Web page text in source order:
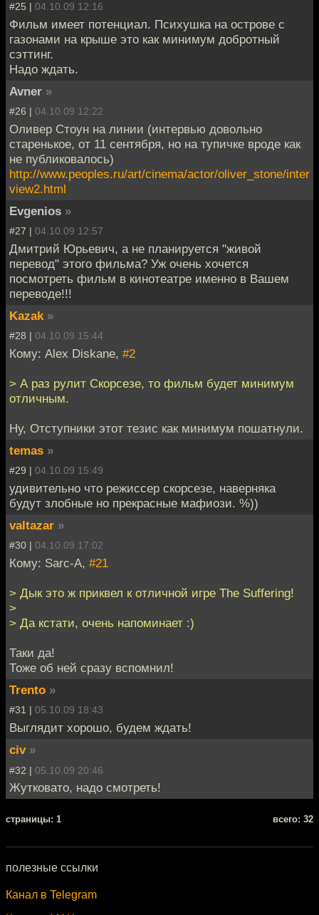
#25 | 04.10.09 12:16
Фильм имеет потенциал. Психушка на острове с
газонами на крыше это как минимум добротный
сэттинг.
Надо ждать.
Avner »
#26 | 04.10.09 12:22
Оливер Стоун на линии (интервью довольно
старенькое, от 11 сентября, но на тупичке вроде как
не публиковалось)
http://www.peoples.ru/art/cinema/actor/oliver_stone/inter
view2.html
Evgenios »
#27 | 04.10.09 12:57
Дмитрий Юрьевич, а не планируется "живой
перевод" этого фильма? Уж очень хочется
посмотреть фильм в кинотеатре именно в Вашем
переводе!!!
Kazak »
#28 | 04.10.09 15:44
Кому: Alex Diskane, #2
> А раз рулит Скорсезе, то фильм будет минимум
отличным.
Ну, Отступники этот тезис как минимум пошатнули.
temas »
#29 | 04.10.09 15:49
удивительно что режиссер скорсезе, наверняка
будут злобные но прекрасные мафиози. %))
valtazar »
#30 | 04.10.09 17:02
Кому: Sarc-A, #21
> Дык это ж приквел к отличной игре The Suffering!
>
> Да кстати, очень напоминает :)
Таки да!
Тоже об ней сразу вспомнил!
Trento »
#31 | 05.10.09 18:43
Выглядит хорошо, будем ждать!
civ »
#32 | 05.10.09 20:46
Жутковато, надо смотреть!
cтраницы: 1 всего: 32
полезные ссылки
Канал в Telegram